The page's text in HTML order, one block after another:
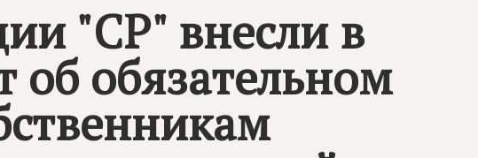
"СР" внесли в
об обязательном